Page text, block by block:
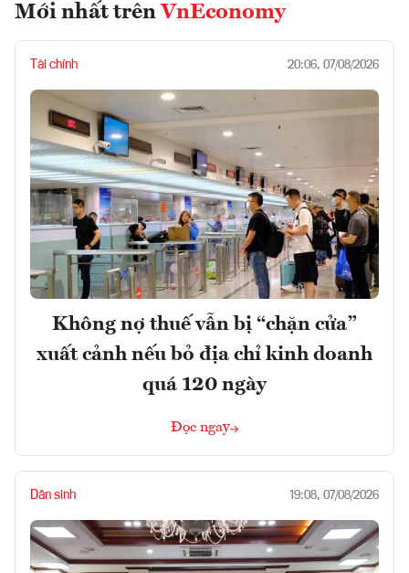
Mới nhất trên VnEconomy
Tài chính 20:06, 07/08/2026
Không nợ thuế vẫn bị “chặn cửa”
xuất cảnh nếu bỏ địa chỉ kinh doanh
quá 120 ngày
Đọc ngay
Dân sinh 19:08, 07/08/2026